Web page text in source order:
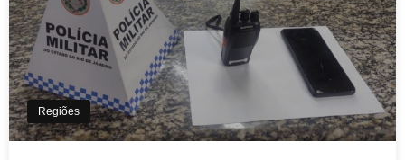
Regiões